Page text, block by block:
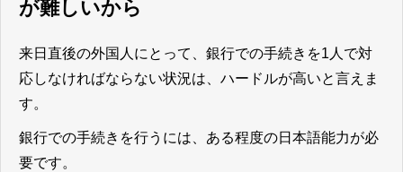
が難しいから
来日直後の外国人にとって、銀行での手続きを1人で対
応しなければならない状況は、ハードルが高いと言えま
す。
銀行での手続きを行うには、ある程度の日本語能力が必
要です。